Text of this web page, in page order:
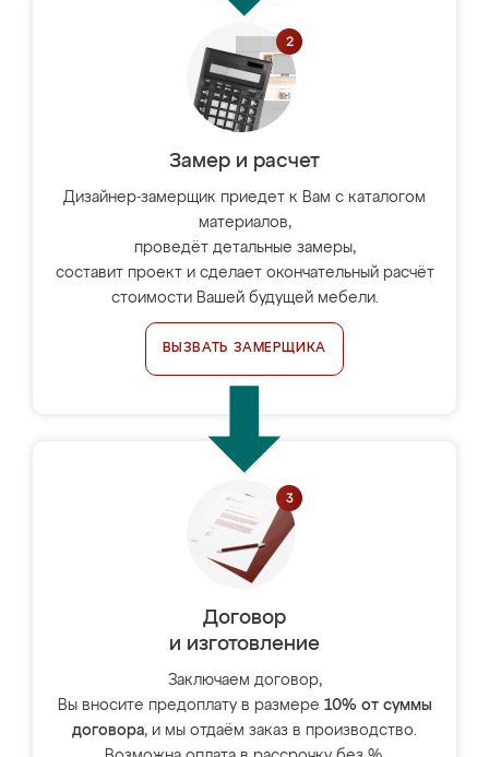
Замер и расчет
Дизайнер-замерщик приедет к Вам с каталогом
материалов,
проведёт детальные замеры,
составит проект и сделает окончательный расчёт
стоимости Вашей будущей мебели.
ВЫЗВАТЬ ЗАМЕРЩИКА
Договор
и изготовление
Заключаем договор,
Вы вносите предоплату в размере 10% от суммы
договора, и мы отдаём заказ в производство.